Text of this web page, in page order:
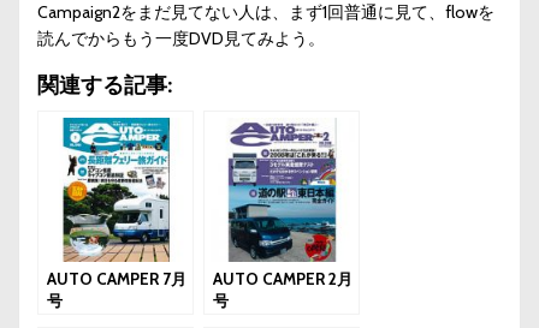
Campaign2をまだ見てない人は、まず1回普通に見て、flowを
読んでからもう一度DVD見てみよう。
関連する記事:
AUTO CAMPER 7月
号
AUTO CAMPER 2月
号